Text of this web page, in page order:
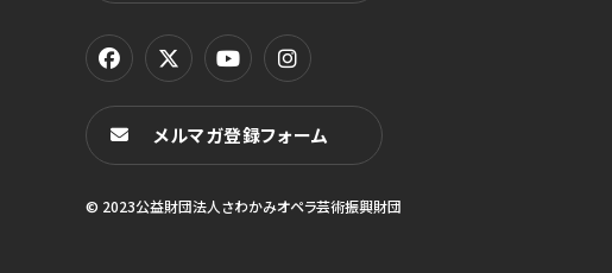
メルマガ登録フォーム
© 2023公益財団法人さわかみオペラ芸術振興財団